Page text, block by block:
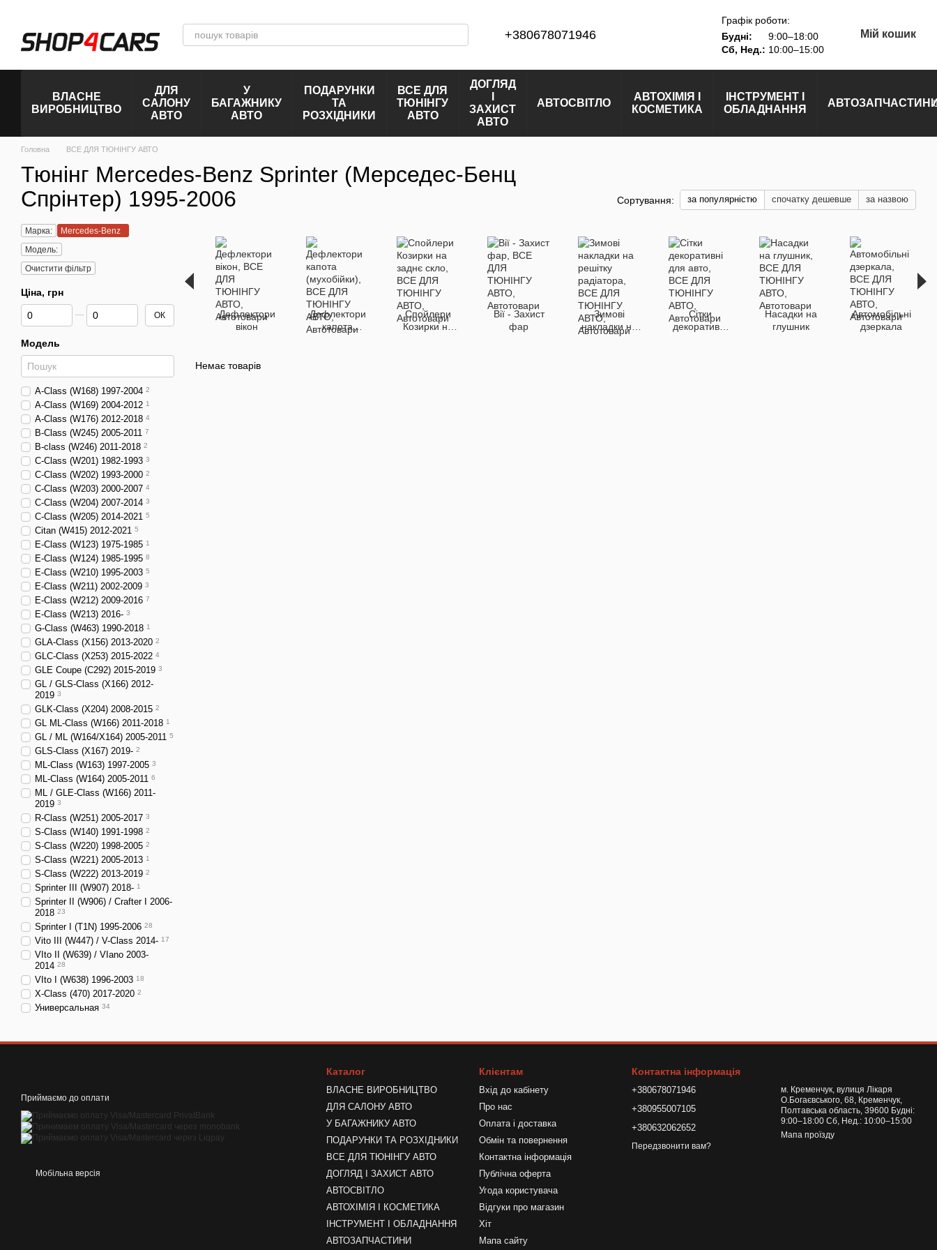
+380678071946
Графік роботи:
Будні:
9:00–18:00
Сб, Нед.: 10:00–15:00
Мій кошик
ВЛАСНЕ
ВИРОБНИЦТВО
ДЛЯ
САЛОНУ
АВТО
У
БАГАЖНИКУ
АВТО
ПОДАРУНКИ
ТА
РОЗХІДНИКИ
ВСЕ ДЛЯ
ТЮНІНГУ
АВТО
ДОГЛЯД
ЗАХИСТ
АВТО
АВТОСВІТЛО
АВТОХІМІЯ І
КОСМЕТИКА
ІНСТРУМЕНТ І
ОБЛАДНАННЯ
Головна ВСЕ ДЛЯ ТЮНІНГУ АВТО
Тюнінг Mercedes-Benz Sprinter (Мерседес-Бенц
Спрінтер) 1995-2006
Сортування: за популярністю спочатку дешевше за назвою
Дефлектори
вікон
Дефлектори
капота
Спойлери
Козирки на
Вії - Захист
фар
Зимові
накладки на
решітку
Сітки
декоративні
Насадки на
глушник
Автомобільні
дзеркала
Немає товарів
Марка:
Mercedes-Benz
Модель:
Очистити фільтр
Ціна, грн
Від Ціна, грн
До Ціна, грн ОК
Модель
A-Class (W168) 1997-2004 2
A-Class (W169) 2004-2012 1
A-Class (W176) 2012-2018 4
B-Class (W245) 2005-2011 7
B-class (W246) 2011-2018 2
C-Class (W201) 1982-1993 3
C-Class (W202) 1993-2000 2
C-Class (W203) 2000-2007 4
C-Class (W204) 2007-2014 3
C-Class (W205) 2014-2021 5
Citan (W415) 2012-2021 5
E-Class (W123) 1975-1985 1
E-Class (W124) 1985-1995 8
E-Class (W210) 1995-2003 5
E-Class (W211) 2002-2009 3
E-Class (W212) 2009-2016 7
E-Class (W213) 2016- 3
G-Class (W463) 1990-2018 1
GLA-Class (X156) 2013-2020 2
GLC-Class (X253) 2015-2022 4
GLE Coupe (C292) 2015-2019 3
GL / GLS-Class (X166) 2012-
2019 3
GLK-Class (X204) 2008-2015 2
GL ML-Class (W166) 2011-2018 1
GL / ML (W164/X164) 2005-2011 5
GLS-Class (X167) 2019- 2
ML-Class (W163) 1997-2005 3
ML-Class (W164) 2005-2011 6
ML / GLE-Class (W166) 2011-
2019 3
R-Class (W251) 2005-2017 3
S-Class (W140) 1991-1998 2
S-Class (W220) 1998-2005 2
S-Class (W221) 2005-2013 1
S-Class (W222) 2013-2019 2
Sprinter III (W907) 2018- 1
Sprinter II (W906) / Crafter I 2006-
2018 23
Sprinter I (T1N) 1995-2006 28
Vito III (W447) / V-Class 2014- 17
VIto II (W639) / VIano 2003-
2014 28
VIto I (W638) 1996-2003 18
X-Class (470) 2017-2020 2
Универсальная 34
Приймаємо до оплати
Мобільна версія
Каталог
ВЛАСНЕ ВИРОБНИЦТВО
ДЛЯ САЛОНУ АВТО
У БАГАЖНИКУ АВТО
ПОДАРУНКИ ТА РОЗХІДНИКИ
ВСЕ ДЛЯ ТЮНІНГУ АВТО
ДОГЛЯД І ЗАХИСТ АВТО
АВТОСВІТЛО
АВТОХІМІЯ І КОСМЕТИКА
ІНСТРУМЕНТ І ОБЛАДНАННЯ
АВТОЗАПЧАСТИНИ
Клієнтам
Вхід до кабінету
Про нас
Оплата і доставка
Обмін та повернення
Контактна інформація
Публічна оферта
Угода користувача
Відгуки про магазин
Хіт
Мапа сайту
Контактна інформація
+380678071946
+380955007105
+380632062652
Передзвонити вам?
м. Кременчук, вулиця Лікаря
О.Богаєвського, 68, Кременчук,
Полтавська область, 39600 Будні:
9:00–18:00 Сб, Нед.: 10:00–15:00
Мапа проїзду